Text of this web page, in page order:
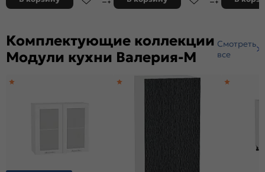
Комплектующие коллекции
Модули кухни Валерия-М
Смотреть
все